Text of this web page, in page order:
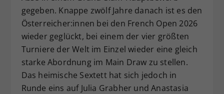
gegeben. Knappe zwölf Jahre danach ist es den
Österreicher:innen bei den French Open 2026
wieder geglückt, bei einem der vier größten
Turniere der Welt im Einzel wieder eine gleich
starke Abordnung im Main Draw zu stellen.
Das heimische Sextett hat sich jedoch in
Runde eins auf Julia Grabher und Anastasia
Zweck
Dieser Wert speichert Ihre Consent-
Einstellungen. Unter anderem eine
zufällig generierte ID, für die
historische Speicherung Ihrer
vorgenommen Einstellungen, falls der
Webseiten-Betreiber dies eingestellt
hat.